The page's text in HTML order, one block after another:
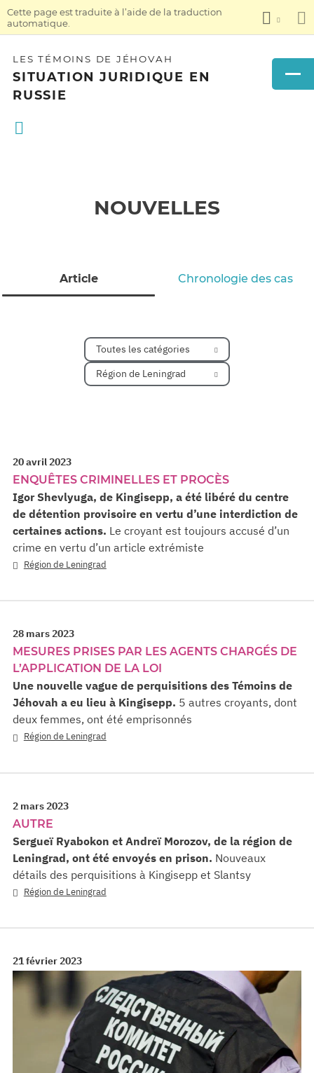
Cette page est traduite à l’aide de la traduction
automatique.
LES TÉMOINS DE JÉHOVAH
SITUATION JURIDIQUE EN
RUSSIE
NOUVELLES
Article Chronologie des cas
Toutes les catégories
Région de Leningrad
20 avril 2023
ENQUÊTES CRIMINELLES ET PROCÈS
Igor Shevlyuga, de Kingisepp, a été libéré du centre
de détention provisoire en vertu d’une interdiction de
certaines actions. Le croyant est toujours accusé d’un
crime en vertu d’un article extrémiste
Région de Leningrad
28 mars 2023
MESURES PRISES PAR LES AGENTS CHARGÉS DE
L’APPLICATION DE LA LOI
Une nouvelle vague de perquisitions des Témoins de
Jéhovah a eu lieu à Kingisepp. 5 autres croyants, dont
deux femmes, ont été emprisonnés
Région de Leningrad
2 mars 2023
AUTRE
Sergueï Ryabokon et Andreï Morozov, de la région de
Leningrad, ont été envoyés en prison. Nouveaux
détails des perquisitions à Kingisepp et Slantsy
Région de Leningrad
21 février 2023